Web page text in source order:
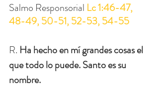
Salmo Responsorial Lc 1:46-47,
48-49, 50-51, 52-53, 54-55
R. Ha hecho en mí grandes cosas el
que todo lo puede. Santo es su
nombre.